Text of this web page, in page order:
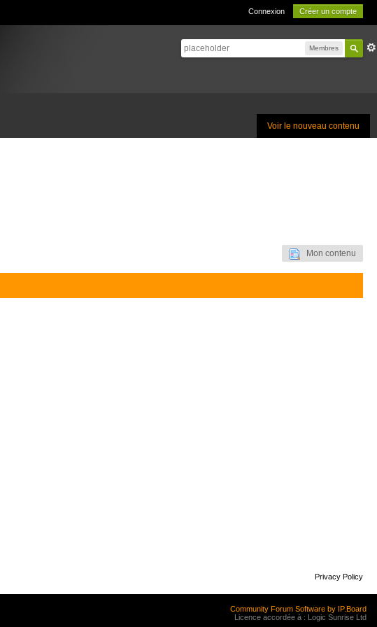
Connexion Créer un compte
Membres
Voir le nouveau contenu
Mon contenu
Privacy Policy
Community Forum Software by IP.Board
Licence accordée à : Logic Sunrise Ltd